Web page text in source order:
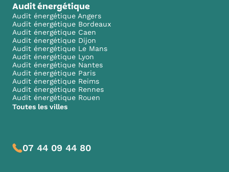
Audit énergétique
Audit énergétique Angers
Audit énergétique Bordeaux
Audit énergétique Caen
Audit énergétique Dijon
Audit énergétique Le Mans
Audit énergétique Lyon
Audit énergétique Nantes
Audit énergétique Paris
Audit énergétique Reims
Audit énergétique Rennes
Audit énergétique Rouen
Toutes les villes
07 44 09 44 80